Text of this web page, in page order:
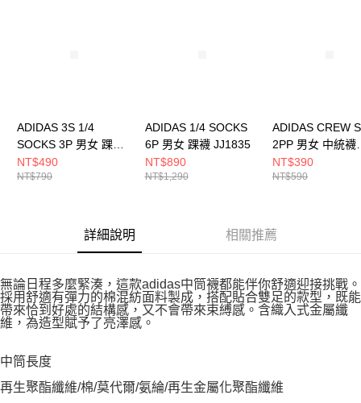
ADIDAS 3S 1/4
SOCKS 3P 男女 踝襪
JV7426
NT$490
NT$790
ADIDAS 1/4 SOCKS
6P 男女 踝襪 JJ1835
NT$890
NT$1,290
ADIDAS CREW
2PP 男女 中統襪
JJ1838
NT$390
NT$590
詳細說明 相關推薦
無論日程多麼緊湊，這款adidas中筒襪都能伴你舒適迎接挑戰。
採用舒適有彈力的棉混紡面料製成，搭配貼合雙足的款型，既能
帶來恰到好處的結構感，又不會帶來束縛感。含織入式金屬纖
維，為造型賦予了亮澤感。
中筒長度
再生聚酯纖維/棉/莫代爾/氨綸/再生金屬化聚酯纖維